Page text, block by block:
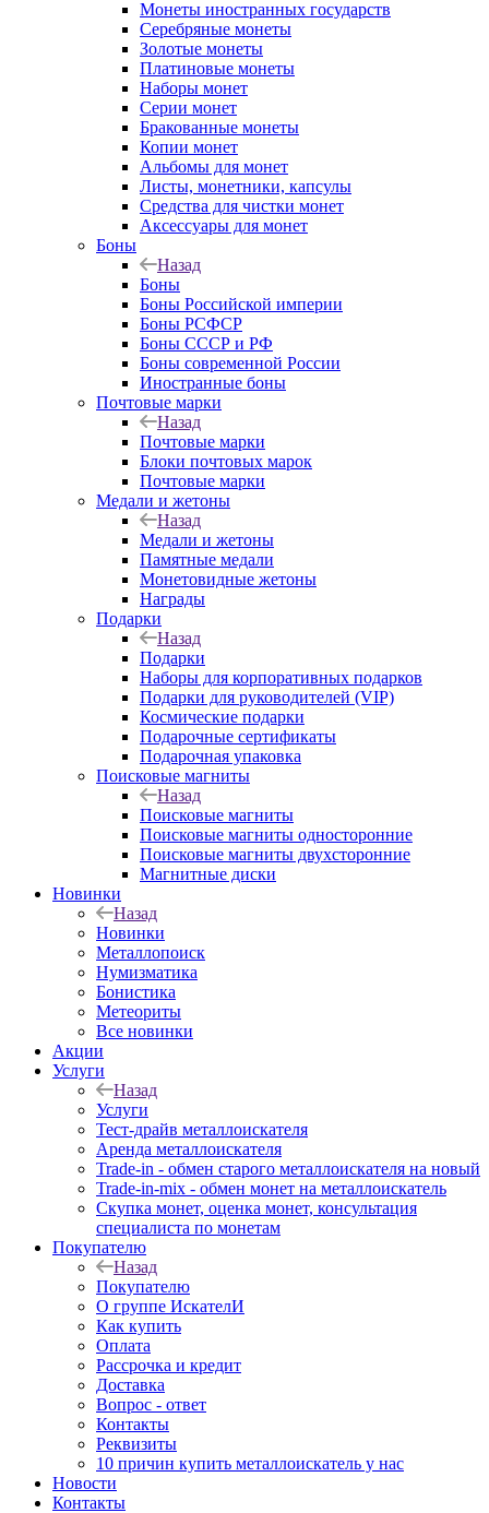
Монеты иностранных государств
Серебряные монеты
Золотые монеты
Платиновые монеты
Наборы монет
Серии монет
Бракованные монеты
Копии монет
Альбомы для монет
Листы, монетники, капсулы
Средства для чистки монет
Аксессуары для монет
Боны
Назад
Боны
Боны Российской империи
Боны РСФСР
Боны СССР и РФ
Боны современной России
Иностранные боны
Почтовые марки
Назад
Почтовые марки
Блоки почтовых марок
Почтовые марки
Медали и жетоны
Назад
Медали и жетоны
Памятные медали
Монетовидные жетоны
Награды
Подарки
Назад
Подарки
Наборы для корпоративных подарков
Подарки для руководителей (VIP)
Космические подарки
Подарочные сертификаты
Подарочная упаковка
Поисковые магниты
Назад
Поисковые магниты
Поисковые магниты односторонние
Поисковые магниты двухсторонние
Магнитные диски
Новинки
Назад
Новинки
Металлопоиск
Нумизматика
Бонистика
Метеориты
Все новинки
Акции
Услуги
Назад
Услуги
Тест-драйв металлоискателя
Аренда металлоискателя
Trade-in - обмен старого металлоискателя на новый
Trade-in-mix - обмен монет на металлоискатель
Скупка монет, оценка монет, консультация
специалиста по монетам
Покупателю
Назад
Покупателю
О группе ИскателИ
Как купить
Оплата
Рассрочка и кредит
Доставка
Вопрос - ответ
Контакты
Реквизиты
10 причин купить металлоискатель у нас
Новости
Контакты